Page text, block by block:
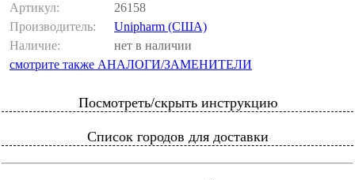
Артикул:
26158
Производитель:
Unipharm (США)
Наличие:
нет в наличии
смотрите также АНАЛОГИ/ЗАМЕНИТЕЛИ
Посмотреть/скрыть инструкцию
Список городов для доставки